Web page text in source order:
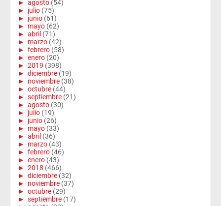
► agosto (54)
► julio (75)
► junio (61)
► mayo (62)
► abril (71)
► marzo (42)
► febrero (58)
► enero (20)
► 2019 (398)
► diciembre (19)
► noviembre (38)
► octubre (44)
► septiembre (21)
► agosto (30)
► julio (19)
► junio (26)
► mayo (33)
► abril (36)
► marzo (43)
► febrero (46)
► enero (43)
► 2018 (466)
► diciembre (32)
► noviembre (37)
► octubre (29)
► septiembre (17)